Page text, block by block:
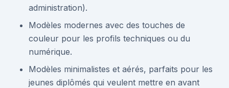
administration).
Modèles modernes avec des touches de
couleur pour les profils techniques ou du
numérique.
Modèles minimalistes et aérés, parfaits pour les
jeunes diplômés qui veulent mettre en avant